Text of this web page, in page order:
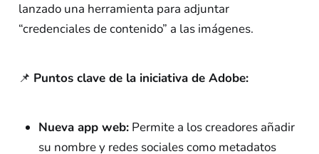
lanzado una herramienta para adjuntar
“credenciales de contenido” a las imágenes.
📌 Puntos clave de la iniciativa de Adobe:
Nueva app web:Permite a los creadores añadir
su nombre y redes sociales como metadatos